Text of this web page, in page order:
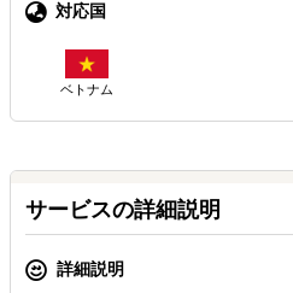
対応国
ベトナム
サービスの詳細説明
詳細説明